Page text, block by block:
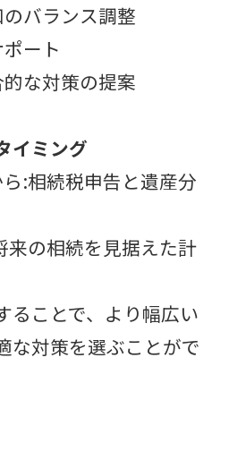
バランス調整
ート
な対策の提案
イミング
:相続税申告と遺産分
来の相続を見据えた計
ることで、より幅広い
な対策を選ぶことがで